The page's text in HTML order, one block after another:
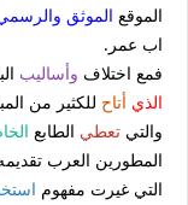
الموقع الموثق
اب عمر.
فمع اختلاف وأساليب
الذي أتاح للكثير من
والتي تعطي الطابع
المطورين العرب
التي غيرت مفهوم